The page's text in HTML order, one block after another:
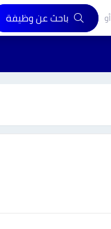
أو باحث عن وظيفة